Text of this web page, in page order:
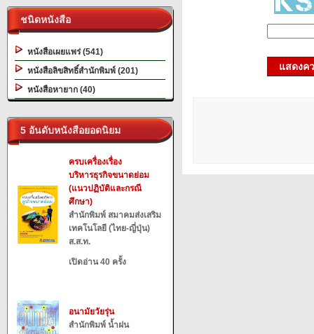
ชนิดหนังสือ
หนังสือเผยแพร่ (541)
หนังสือลิขสิทธิ์สำนักพิมพ์ (201)
หนังสือหายาก (40)
5 อันดับหนังสือยอดนิยม
ครบเครื่องเรื่อง
บริหารธุรกิจขนาดย่อม
(แนวปฏิบัติและกรณี
ศึกษา)
สำนักพิมพ์ สมาคมส่งเสริม
เทคโนโลยี (ไทย-ญี่ปุ่น)
ส.ส.ท.
เปิดอ่าน 40 ครั้ง
อนามัยวัยรุ่น
สำนักพิมพ์ น้ำฝน
แสดงค